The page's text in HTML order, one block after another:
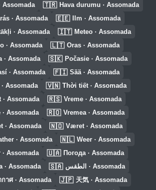
Assomada 🇹🇷 Hava durumu · Assomada
· Assomada 🇪🇪 Ilm · Assomada
· Assomada 🇮🇹 Meteo · Assomada
· Assomada 🇱🇹 Oras · Assomada
· Assomada 🇸🇰 Počasie · Assomada
· Assomada 🇫🇮 Sää · Assomada
Assomada 🇻🇳 Thời tiết · Assomada
· Assomada 🇷🇸 Vreme · Assomada
· Assomada 🇷🇴 Vremea · Assomada
· Assomada 🇳🇴 Været · Assomada
· Assomada 🇳🇱 Weer · Assomada
· Assomada 🇺🇦 Погода · Assomada
· Assomada 🇸🇦 الطقس · Assomada
าศ · Assomada 🇯🇵 天気 · Assomada